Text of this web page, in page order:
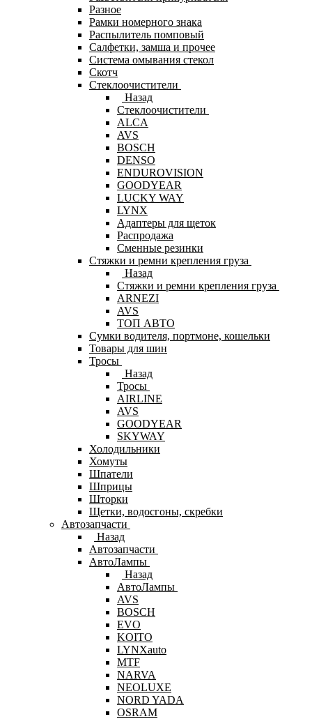
Разное
Рамки номерного знака
Распылитель помповый
Салфетки, замша и прочее
Система омывания стекол
Скотч
Стеклоочистители
Назад
Стеклоочистители
ALCA
AVS
BOSCH
DENSO
ENDUROVISION
GOODYEAR
LUCKY WAY
LYNX
Адаптеры для щеток
Распродажа
Сменные резинки
Стяжки и ремни крепления груза
Назад
Стяжки и ремни крепления груза
ARNEZI
AVS
ТОП АВТО
Сумки водителя, портмоне, кошельки
Товары для шин
Тросы
Назад
Тросы
AIRLINE
AVS
GOODYEAR
SKYWAY
Холодильники
Хомуты
Шпатели
Шприцы
Шторки
Щетки, водосгоны, скребки
Автозапчасти
Назад
Автозапчасти
АвтоЛампы
Назад
АвтоЛампы
AVS
BOSCH
EVO
KOITO
LYNXauto
MTF
NARVA
NEOLUXE
NORD YADA
OSRAM